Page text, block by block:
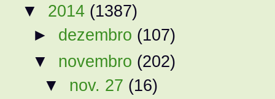
▼ 2014 (1387)
► dezembro (107)
▼ novembro (202)
▼ nov. 27 (16)